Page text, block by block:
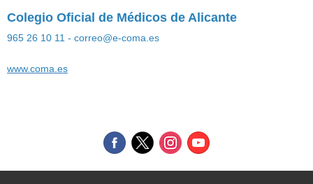
Colegio Oficial de Médicos de Alicante
965 26 10 11 - correo@e-coma.es
www.coma.es